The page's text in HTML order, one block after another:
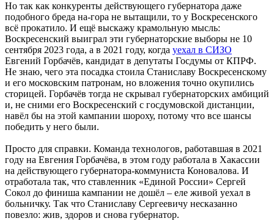
Но так как конкуренты действующего губернатора даже
подобного бреда на-гора не вытащили, то у Воскресенского
всё прокатило. И ещё выскажу крамольную мысль:
Воскресенский выиграл эти губернаторские выборы не 10
сентября 2023 года, а в 2021 году, когда уехал в СИЗО
Евгений Горбачёв, кандидат в депутаты Госдумы от КПРФ.
Не знаю, чего эта посадка стоила Станиславу Воскресенскому
и его московским патронам, но вложения точно окупились
сторицей. Горбачёв тогда не скрывал губернаторских амбиций
и, не сними его Воскресенский с госдумовской дистанции,
навёл бы на этой кампании шороху, потому что все шансы
победить у него были.
Просто для справки. Команда технологов, работавшая в 2021
году на Евгения Горбачёва, в этом году работала в Хакассии
на действующего губернатора-коммуниста Коновалова. И
отработала так, что ставленник «Единой России» Сергей
Сокол до финиша кампании не дошёл – еле живой уехал в
больничку. Так что Станиславу Сергеевичу несказанно
повезло: жив, здоров и снова губернатор.